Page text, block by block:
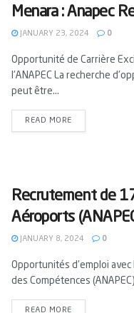
Menara : Anapec
JANUARY 23, 2024 0
Opportunité de Carrière
l'ANAPEC La recherche
peut être...
READ MORE
Recrutement de
Aéroports
JANUARY 8, 2024 0
Opportunités d'emploi avec
des Compétences
READ MORE